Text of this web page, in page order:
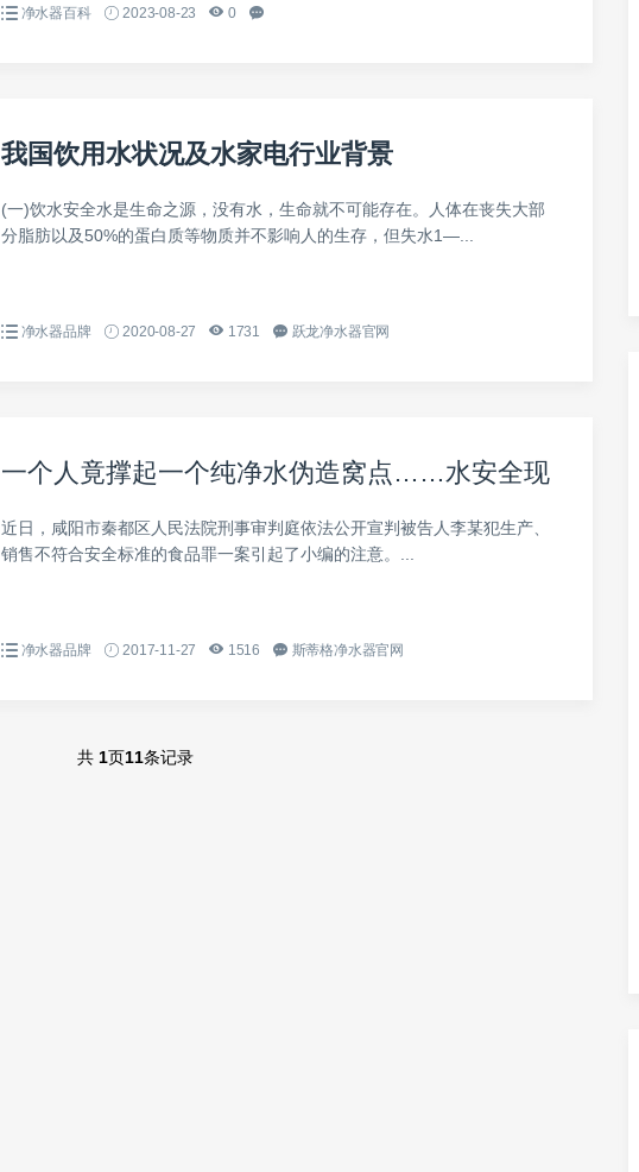
净水器百科 2023-08-23 0
我国饮用水状况及水家电行业背景
(一)饮水安全水是生命之源，没有水，生命就不可能存在。人体在丧失大部
分脂肪以及50%的蛋白质等物质并不影响人的生存，但失水1—...
净水器品牌 2020-08-27 1731 跃龙净水器官网
一个人竟撑起一个纯净水伪造窝点……水安全现
近日，咸阳市秦都区人民法院刑事审判庭依法公开宣判被告人李某犯生产、
销售不符合安全标准的食品罪一案引起了小编的注意。...
净水器品牌 2017-11-27 1516 斯蒂格净水器官网
共 1页11条记录